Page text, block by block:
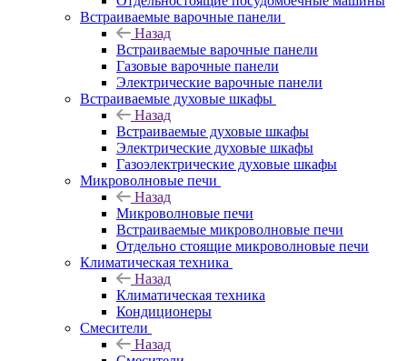
Встраиваемые варочные панели
Назад
Встраиваемые варочные панели
Газовые варочные панели
Электрические варочные панели
Встраиваемые духовые шкафы
Назад
Встраиваемые духовые шкафы
Электрические духовые шкафы
Газоэлектрические духовые шкафы
Микроволновые печи
Назад
Микроволновые печи
Встраиваемые микроволновые печи
Отдельно стоящие микроволновые печи
Климатическая техника
Назад
Климатическая техника
Кондиционеры
Смесители
Назад